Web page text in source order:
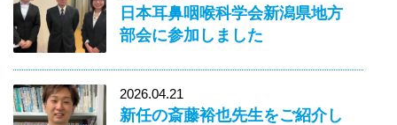
日本耳鼻咽喉科学会新潟県地方
部会に参加しました
2026.04.21
新任の斎藤裕也先生をご紹介し